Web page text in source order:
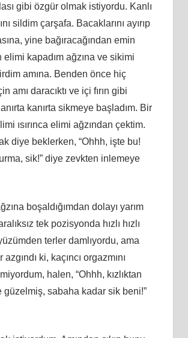
gibi özgür olmak istiyordu. Kanlı
sildim çarşafa. Bacaklarını ayırıp
yine bağıracağından emin
kapadım ağzına ve sikimi
amına. Benden önce hiç
amı daracıktı ve içi fırın gibi
kanırta sikmeye başladım. Bir
ısırınca elimi ağzından çektim.
diye beklerken, “Ohhh, işte bu!
sik!” diye zevkten inlemeye
boşaldığımdan dolayı yarım
tek pozisyonda hızlı hızlı
terler damlıyordu, ama
ki, kaçıncı orgazmını
halen, “Ohhh, kızlıktan
güzelmiş, sabaha kadar sik beni!”